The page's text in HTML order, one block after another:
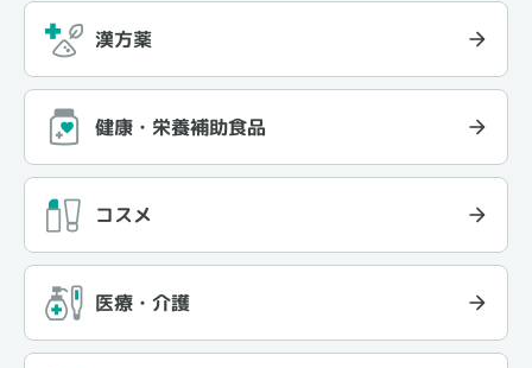
漢方薬
健康・栄養補助食品
コスメ
医療・介護